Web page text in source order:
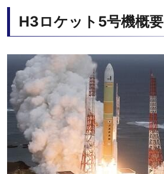
H3ロケット5号機概要